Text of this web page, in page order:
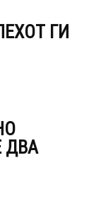
ГИ
ДВА